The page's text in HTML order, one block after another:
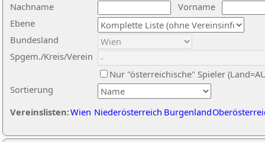
Nachname
Vorname
Ebene
Sortierung
Bundesland
Spgem./Kreis/Verein
Nur "österreichische" Spieler
Vereinslisten:Wien Niederösterreich Burgenland